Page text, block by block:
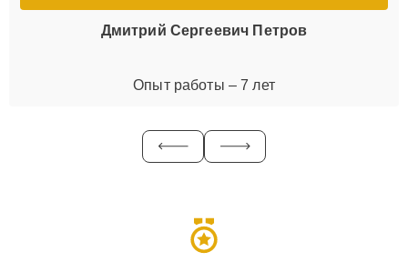
Дмитрий Сергеевич Петров
Опыт работы – 7 лет